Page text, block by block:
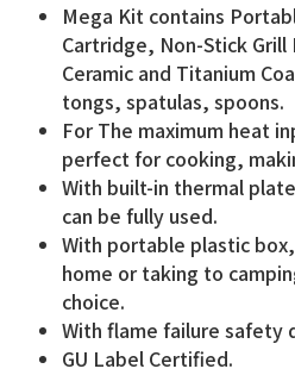
Mega Kit contains
Cartridge, Non-Stick
Ceramic and Titanium
tongs, spatulas, spoons.
For The maximum heat
perfect for cooking,
With built-in thermal
can be fully used.
With portable plastic
home or taking to
choice.
With flame failure safety
GU Label Certified.